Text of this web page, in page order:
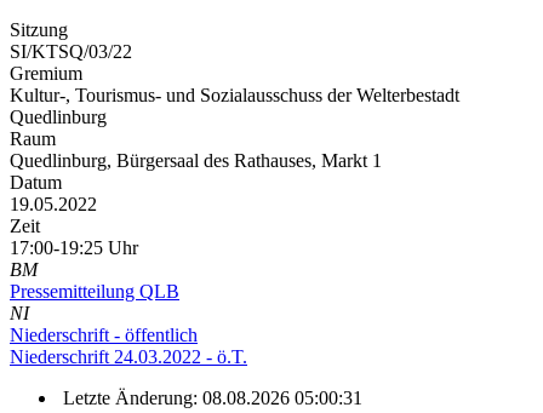
Sitzung
SI/KTSQ/03/22
Gremium
Kultur-, Tourismus- und Sozialausschuss der Welterbestadt
Quedlinburg
Raum
Quedlinburg, Bürgersaal des Rathauses, Markt 1
Datum
19.05.2022
Zeit
17:00-19:25 Uhr
BM
Pressemitteilung QLB
NI
Niederschrift - öffentlich
Niederschrift 24.03.2022 - ö.T.
Letzte Änderung: 08.08.2026 05:00:31